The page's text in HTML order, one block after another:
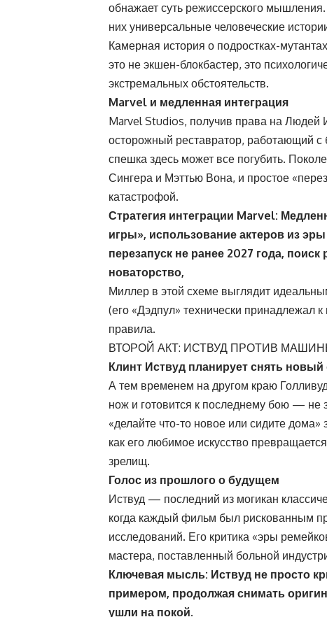
обнажает суть режиссерского
них универсальные человеческие
Камерная история о подростках-
это не экшен-блокбастер, это
экстремальных обстоятельств.
Marvel и медленная интеграция
Marvel Studios, получив права на Людей
осторожный реставратор, работающий
спешка здесь может все погубить.
Сингера и Мэттью Вона, и простое
катастрофой.
Стратегия интеграции Marvel:
игры», использование актеров из
перезапуск не ранее 2027 года,
новаторство,
Миллер в этой схеме выглядит
(его «Дэдпул» технически принадлежал
правила.
ВТОРОЙ АКТ: ИСТВУД ПРОТИВ
Клинт Иствуд планирует снять
А тем временем на другом краю
нож и готовится к последнему бою — не
«делайте что-то новое или сидите
как его любимое искусство
зрелищ.
Голос из прошлого о будущем
Иствуд — последний из могикан
когда каждый фильм был рискованным
исследований. Его критика «эры
мастера, поставленный больной
Ключевая мысль: Иствуд не просто
примером, продолжая снимать
ушли на покой.